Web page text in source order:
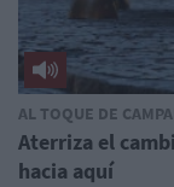
AL TOQUE DE
Aterriza el
hacia aquí